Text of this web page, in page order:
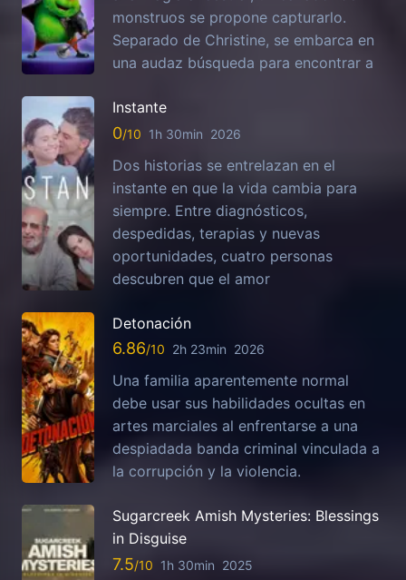
monstruos se propone capturarlo.
Separado de Christine, se embarca en
una audaz búsqueda para encontrar a
Instante
0 1h 30min 2026
Dos historias se entrelazan en el
instante en que la vida cambia para
siempre. Entre diagnósticos,
despedidas, terapias y nuevas
oportunidades, cuatro personas
descubren que el amor
Detonación
6.86 2h 23min 2026
Una familia aparentemente normal
debe usar sus habilidades ocultas en
artes marciales al enfrentarse a una
despiadada banda criminal vinculada a
la corrupción y la violencia.
Sugarcreek Amish Mysteries: Blessings
in Disguise
7.5 1h 30min 2025